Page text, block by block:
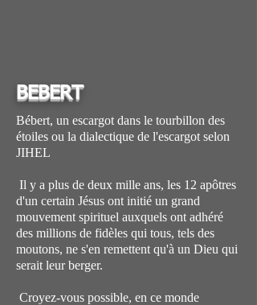
BEBERT
Bébert, un escargot dans le tourbillon des
étoiles ou la dialectique de l'escargot selon
JIHEL
Il y a plus de deux mille ans, les 12 apôtres
d'un certain Jésus ont initié un grand
mouvement spirituel auxquels ont adhéré
des millions de fidèles qui tous, tels des
moutons, ne s'en remettent qu'à un Dieu qui
serait leur berger.
Croyez-vous possible, en ce monde